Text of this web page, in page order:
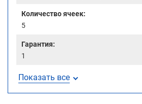
Количество ячеек:
5
Гарантия:
1
Показать все